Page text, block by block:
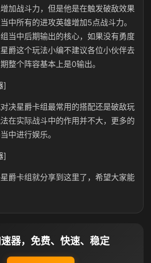
加战斗力，但是他是在触发破敌效果
中所有的进攻英雄增加5点战斗力。
当中后期输出的核心，如果没有勇度
爵这个玩法小编不建议各位小伙伴去
整个阵容基本上是0输出。
]
决星爵卡组最常用的搭配还是破敌玩
在实际战斗中的作用并不大，更多的
中进行娱乐。
]
爵卡组就分享到这里了，希望大家能
器，免费、快速、稳定